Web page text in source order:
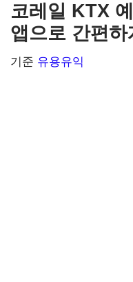
뛰
기
코레일 KTX
앱으로 간편하
기준 유용유익